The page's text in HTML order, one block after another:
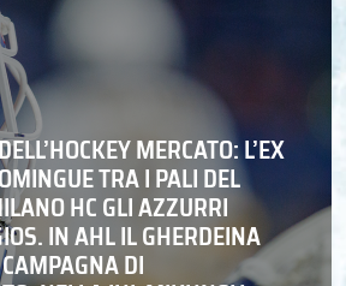
MERCATO: L’EX
TRA I PALI DEL
HC GLI AZZURRI
IN AHL IL GHERDEINA
DI